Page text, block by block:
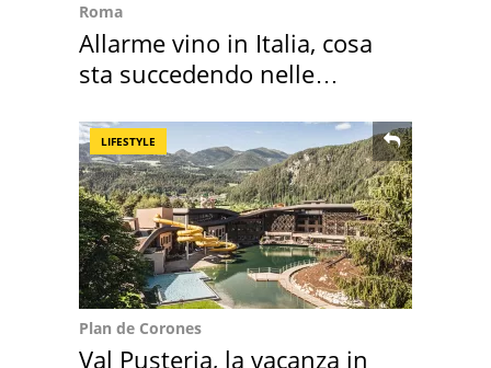
Roma
Allarme vino in Italia, cosa
sta succedendo nelle
LIFESTYLE
Plan de Corones
Val Pusteria, la vacanza in